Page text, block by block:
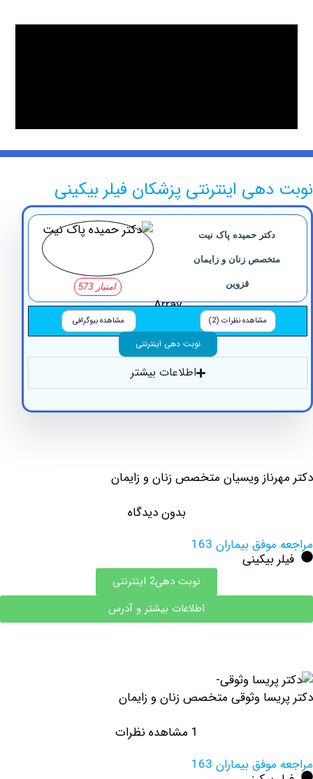
اینترنتی پزشکان فیلر بیکینی
دکتر حمیده پاک نیت
زنان و زایمان
Array
مشاهده نظرات (2) مشاهده بیوگرافی
نوبت دهی اینترنتی
اطلاعات بیشتر
‏ویسیان متخصص زنان و زایمان
بدون دیدگاه
بیماران 163
بیکینی
نوبت دهی2 اینترنتی
اطلاعات بیشتر و آدرس
وثوقی متخصص زنان و زایمان
بیماران 163